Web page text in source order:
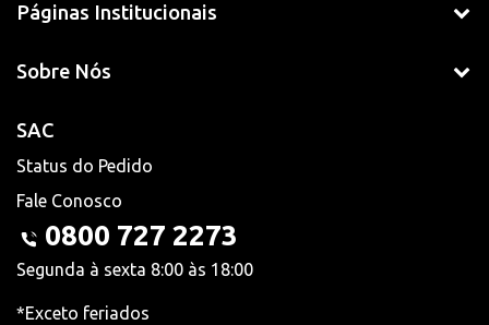
Páginas Institucionais
Sobre Nós
SAC
Status do Pedido
Fale Conosco
0800 727 2273
Segunda à sexta 8:00 às 18:00
*Exceto feriados